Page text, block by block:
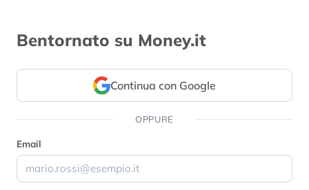
Bentornato su Money.it
Continua con Google
OPPURE
Email